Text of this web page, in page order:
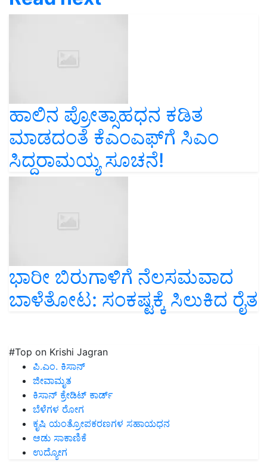
ಹಾಲಿನ ಪ್ರೋತ್ಸಾಹಧನ ಕಡಿತ
ಮಾಡದಂತೆ ಕೆಎಂಎಫ್‌ಗೆ ಸಿಎಂ
ಸಿದ್ದರಾಮಯ್ಯ ಸೂಚನೆ!
ಭಾರೀ ಬಿರುಗಾಳಿಗೆ ನೆಲಸಮವಾದ
ಬಾಳೆತೋಟ: ಸಂಕಷ್ಟಕ್ಕೆ ಸಿಲುಕಿದ ರೈತ
#Top on Krishi Jagran
ಪಿ.ಎಂ. ಕಿಸಾನ್
ಜೀವಾಮೃತ
ಕಿಸಾನ್ ಕ್ರೇಡಿಟ್ ಕಾರ್ಡ್
ಬೆಳೆಗಳ ರೋಗ
ಕೃಷಿ ಯಂತ್ರೋಪಕರಣಗಳ ಸಹಾಯಧನ
ಆಡು ಸಾಕಾಣಿಕೆ
ಉದ್ಯೋಗ